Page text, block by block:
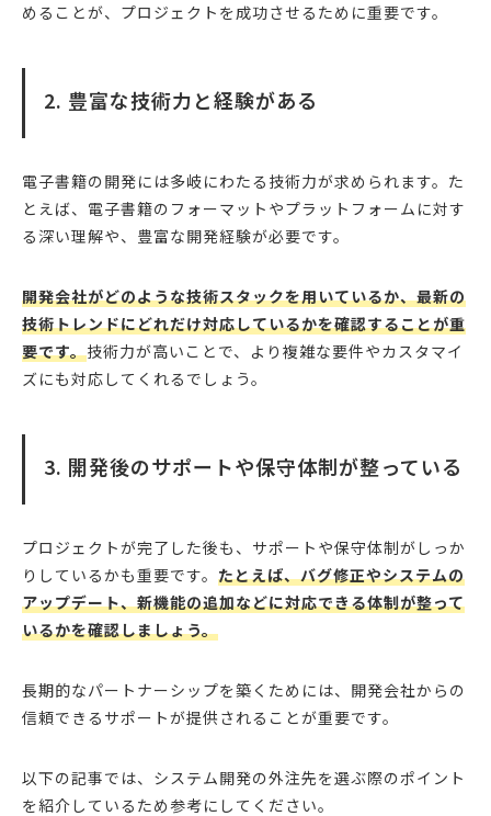
めることが、プロジェクトを成功させるために重要です。
2. 豊富な技術力と経験がある
電子書籍の開発には多岐にわたる技術力が求められます。た
とえば、電子書籍のフォーマットやプラットフォームに対す
る深い理解や、豊富な開発経験が必要です。
開発会社がどのような技術スタックを用いているか、最新の
技術トレンドにどれだけ対応しているかを確認することが重
要です。技術力が高いことで、より複雑な要件やカスタマイ
ズにも対応してくれるでしょう。
3. 開発後のサポートや保守体制が整っている
プロジェクトが完了した後も、サポートや保守体制がしっか
りしているかも重要です。 たとえば、バグ修正やシステムの
アップデート、新機能の追加などに対応できる体制が整って
いるかを確認しましょう。
長期的なパートナーシップを築くためには、開発会社からの
信頼できるサポートが提供されることが重要です。
以下の記事では、システム開発の外注先を選ぶ際のポイント
を紹介しているため参考にしてください。